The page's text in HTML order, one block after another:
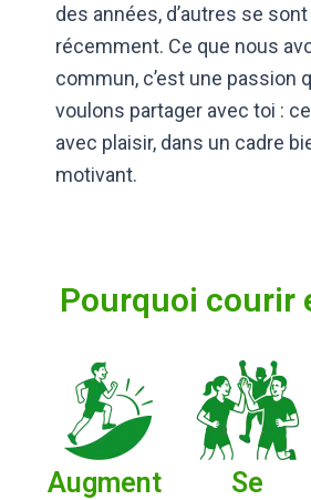
des années, d’autres se
récemment. Ce que nous
commun, c’est une passion
voulons partager avec toi :
avec plaisir, dans un cadre
motivant.
Pourquoi courir
Augment
Se